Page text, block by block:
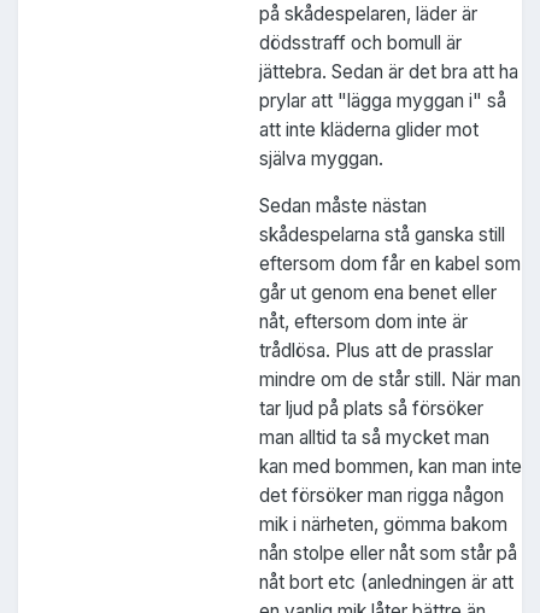
på skådespelaren, läder är
dödsstraff och bomull är
jättebra. Sedan är det bra att ha
prylar att "lägga myggan i" så
att inte kläderna glider mot
själva myggan.
Sedan måste nästan
skådespelarna stå ganska still
eftersom dom får en kabel som
går ut genom ena benet eller
nåt, eftersom dom inte är
trådlösa. Plus att de prasslar
mindre om de står still. När man
tar ljud på plats så försöker
man alltid ta så mycket man
kan med bommen, kan man inte
det försöker man rigga någon
mik i närheten, gömma bakom
nån stolpe eller nåt som står på
nåt bort etc (anledningen är att